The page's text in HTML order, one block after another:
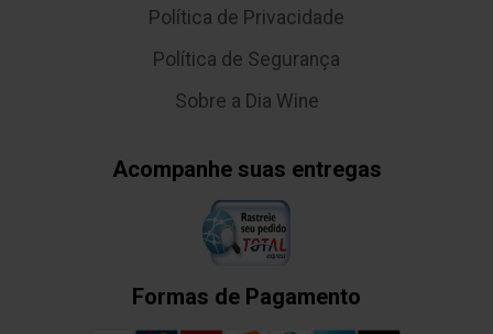
Política de Privacidade
Política de Segurança
Sobre a Dia Wine
Acompanhe suas entregas
Formas de Pagamento